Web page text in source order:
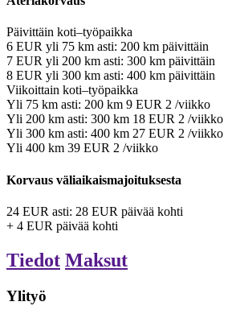
Päivittäin koti–työpaikka
6 EUR yli 75 km asti: 200 km päivittäin
7 EUR yli 200 km asti: 300 km päivittäin
8 EUR yli 300 km asti: 400 km päivittäin
Viikoittain koti–työpaikka
Yli 75 km asti: 200 km 9 EUR 2 /viikko
Yli 200 km asti: 300 km 18 EUR 2 /viikko
Yli 300 km asti: 400 km 27 EUR 2 /viikko
Yli 400 km 39 EUR 2 /viikko
Korvaus väliaikaismajoituksesta
24 EUR asti: 28 EUR päivää kohti
+ 4 EUR päivää kohti
Tiedot Maksut
Ylityö